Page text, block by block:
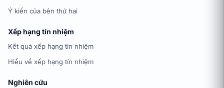
Ý kiến của bên thứ hai
Xếp hạng tín nhiệm
Kết quả xếp hạng tín nhiệm
Hiểu về xếp hạng tín nhiệm
Nghiên cứu